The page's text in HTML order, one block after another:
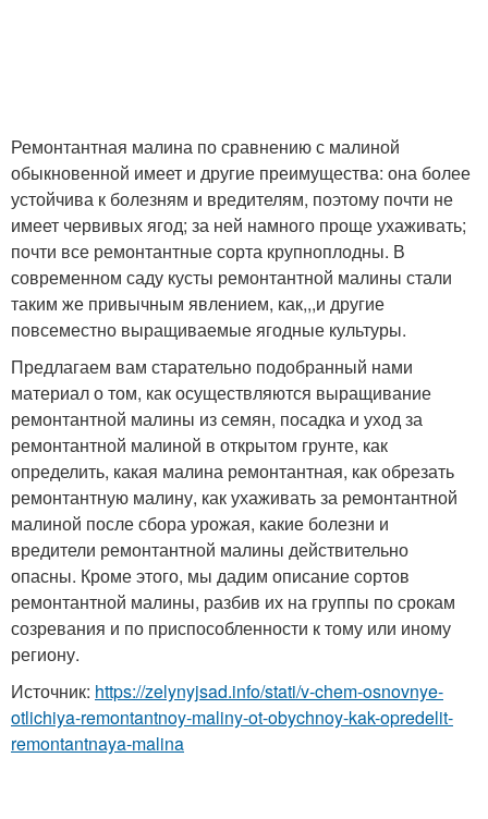
Ремонтантная малина по сравнению с малиной
обыкновенной имеет и другие преимущества: она более
устойчива к болезням и вредителям, поэтому почти не
имеет червивых ягод; за ней намного проще ухаживать;
почти все ремонтантные сорта крупноплодны. В
современном саду кусты ремонтантной малины стали
таким же привычным явлением, как,,,и другие
повсеместно выращиваемые ягодные культуры.
Предлагаем вам старательно подобранный нами
материал о том, как осуществляются выращивание
ремонтантной малины из семян, посадка и уход за
ремонтантной малиной в открытом грунте, как
определить, какая малина ремонтантная, как обрезать
ремонтантную малину, как ухаживать за ремонтантной
малиной после сбора урожая, какие болезни и
вредители ремонтантной малины действительно
опасны. Кроме этого, мы дадим описание сортов
ремонтантной малины, разбив их на группы по срокам
созревания и по приспособленности к тому или иному
региону.
Источник: https://zelynyjsad.info/stati/v-chem-osnovnye-
otlichiya-remontantnoy-maliny-ot-obychnoy-kak-opredelit-
remontantnaya-malina